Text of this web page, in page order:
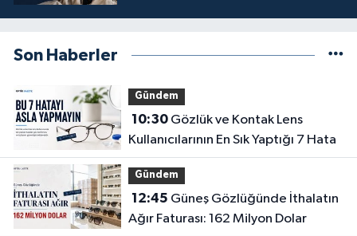
Son Haberler
Gündem
10:30Gözlük ve Kontak Lens
Kullanıcılarının En Sık Yaptığı 7 Hata
Gündem
12:45
Ağır Faturası: 162 Milyon Dolar